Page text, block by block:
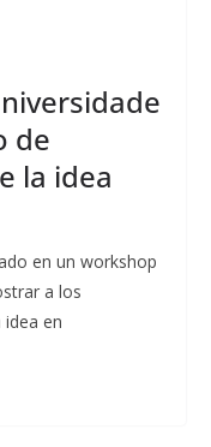
de
la idea
en un workshop
a los
en